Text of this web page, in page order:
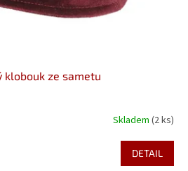
klobouk ze sametu
Skladem (2 ks)
DETAIL